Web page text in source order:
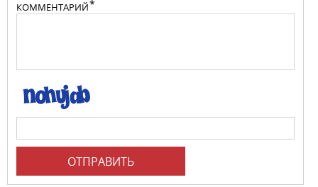
КОММЕНТАРИЙ
ОТПРАВИТЬ